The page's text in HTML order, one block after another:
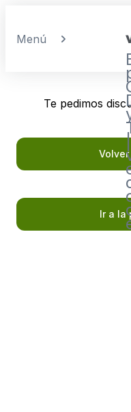
Menú
|
Te pedimos
Ir a la